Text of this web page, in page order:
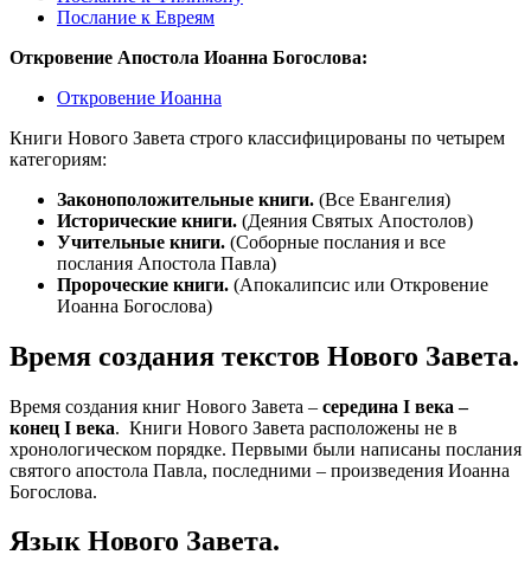
Послание к Евреям
Откровение Апостола Иоанна Богослова:
Откровение Иоанна
Книги Нового Завета строго классифицированы по четырем
категориям:
Законоположительные книги. (Все Евангелия)
Исторические книги. (Деяния Святых Апостолов)
Учительные книги. (Соборные послания и все
послания Апостола Павла)
Пророческие книги. (Апокалипсис или Откровение
Иоанна Богослова)
Время создания текстов Нового Завета.
Время создания книг Нового Завета – середина I века –
конец I века. Книги Нового Завета расположены не в
хронологическом порядке. Первыми были написаны послания
святого апостола Павла, последними – произведения Иоанна
Богослова.
Язык Нового Завета.